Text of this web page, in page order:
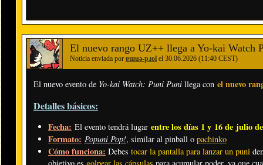
El nuevo rango UZ++ llega a Yo-kai Watch
Noticia enviada por ɐɯuǝ-pɹol el 30.06.2026 (11:40 CEST)
El nuevo evento de Yo-kai Watch: Puni Puni llega con el nuevo
Detalles básicos:
Fecha: El evento tendrá lugar entre los días 1 y 16 de julio
Formato: Popuni Pop!, similar al pinball o pachinko
Cómo funciona: Debes tocar la pantalla para lanzar un puni